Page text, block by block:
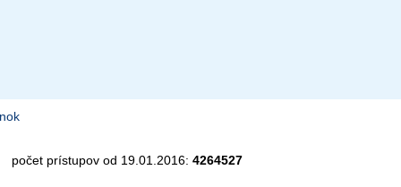
počet prístupov od 19.01.2016: 4264527